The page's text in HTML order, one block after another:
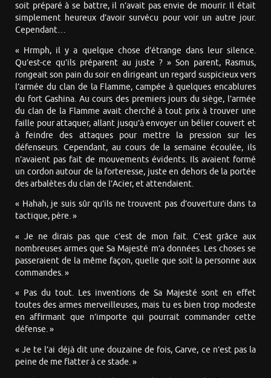
soit préparé à se battre, il n’avait pas envie de mourir. Il était
simplement heureux d’avoir survécu pour voir un autre jour.
Cependant…
« Hrmph, il y a quelque chose d’étrange dans leur silence.
Qu’est-ce qu’ils préparent au juste ? » Son parent, Rasmus,
rongeait son pain du soir en dirigeant un regard suspicieux vers
l’armée du clan de la Flamme, campée à quelques encablures
du fort Gashina. Au cours des premiers jours du siège, l’armée
du clan de la Flamme avait cherché à tout prix à trouver une
faille pour attaquer, allant jusqu’à envoyer un bélier couvert et
à feindre des attaques pour mettre la pression sur les
défenseurs. Cependant, au cours de la semaine écoulée, ils
n’avaient pas fait de mouvements évidents. Ils avaient formé
un cordon autour de la forteresse, juste en dehors de la portée
des arbalètes du clan de l’Acier, et attendaient.
« Hahah, je suis sûr qu’ils ne trouvent pas d’ouverture dans ta
tactique, père. »
« Je ne dirais pas que c’est de mon fait. C’est grâce aux
nombreuses armes que Sa Majesté m’a données. Les choses se
passeraient de la même façon, quelle que soit la personne aux
commandes. »
« Pas du tout. Les inventions de Sa Majesté sont en effet
toutes des armes merveilleuses, mais tu es bien trop modeste
en affirmant que n’importe qui pourrait commander cette
défense. »
« Je te l’ai déjà dit une douzaine de fois, Garve, ce n’est pas la
peine de me flatter à ce stade. »